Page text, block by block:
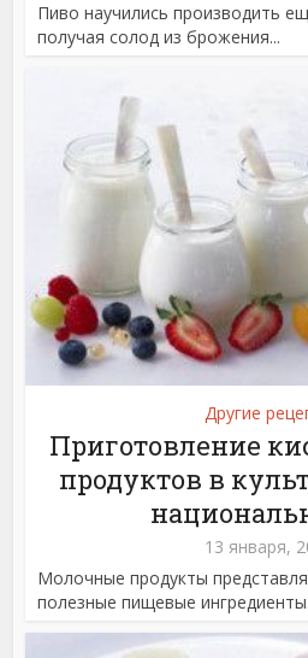
Пиво научились производить
получая солод из брожения...
Другие
Приготовление
продуктов в
13 января,
Молочные продукты
полезные пищевые